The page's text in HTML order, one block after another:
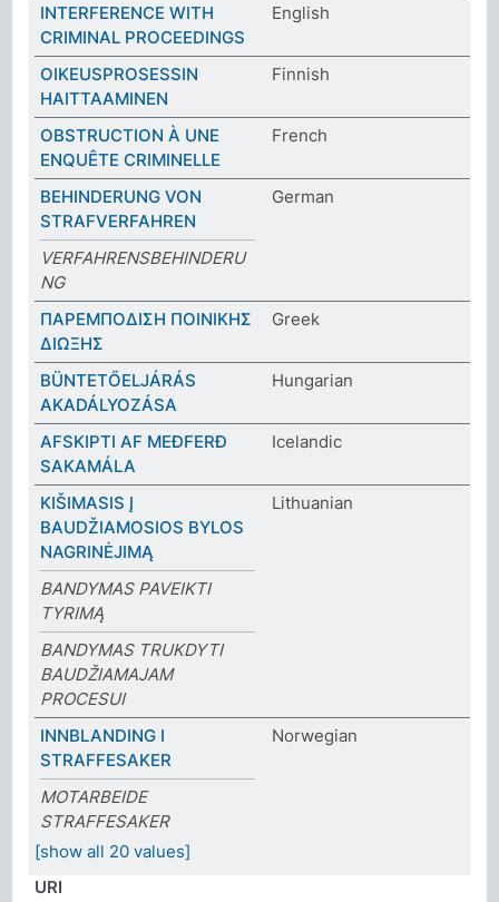
INTERFERENCE WITH
CRIMINAL PROCEEDINGS
English
OIKEUSPROSESSIN
HAITTAAMINEN
Finnish
OBSTRUCTION À UNE
ENQUÊTE CRIMINELLE
French
BEHINDERUNG VON
STRAFVERFAHREN
German
VERFAHRENSBEHINDERU
NG
ΠΑΡΕΜΠΟΔΙΣΗ ΠΟΙΝΙΚΗΣ
ΔΙΩΞΗΣ
Greek
BÜNTETŐELJÁRÁS
AKADÁLYOZÁSA
Hungarian
AFSKIPTI AF MEÐFERÐ
SAKAMÁLA
Icelandic
KIŠIMASIS Į
BAUDŽIAMOSIOS BYLOS
NAGRINĖJIMĄ
Lithuanian
BANDYMAS PAVEIKTI
TYRIMĄ
BANDYMAS TRUKDYTI
BAUDŽIAMAJAM
PROCESUI
INNBLANDING I
STRAFFESAKER
Norwegian
MOTARBEIDE
STRAFFESAKER
[show all 20 values]
URI